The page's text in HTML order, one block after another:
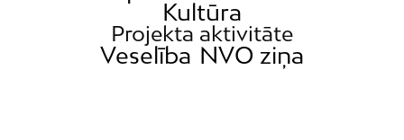
Kultūra
Projekta aktivitāte
Veselība NVO ziņa